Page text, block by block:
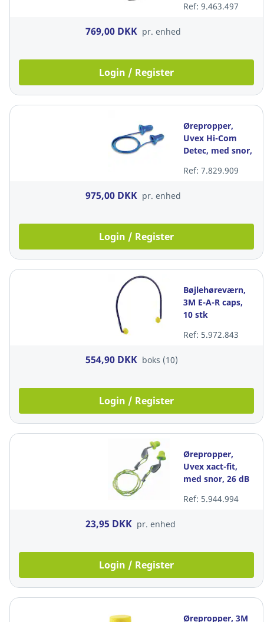
Ref: 9.463.497
769,00 DKK pr. enhed
Login / Register
Ørepropper,
Uvex Hi-Com
Detec, med snor,
Ref: 7.829.909
975,00 DKK pr. enhed
Login / Register
Bøjlehøreværn,
3M E-A-R caps,
10 stk
Ref: 5.972.843
554,90 DKK boks (10)
Login / Register
Ørepropper,
Uvex xact-fit,
med snor, 26 dB
Ref: 5.944.994
23,95 DKK pr. enhed
Login / Register
Ørepropper, 3M